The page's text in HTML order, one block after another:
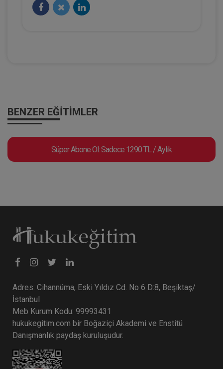
HMGS Rehberi 2025 | 1. Bölüm - Prof.
Dr. Şebnem AKİPEK ÖCAL
Eğitim Yapıldı Tekrar Talep Et
CJC: 2. Sezon 5. Nüsha: Yargıtay
Kararları Dergisi Ocak 2023 ve Şubat
2024 Medenî Hukuka İlişkin Kararlar
Eğitim Yapıldı
BENZER EĞITIMLER
Süper Abone Ol: Sadece 1290 TL / Aylık
Adres: Cihannüma, Eski Yıldız Cd. No 6 D:8, Beşiktaş/
İstanbul
Meb Kurum Kodu: 99993431
hukukegitim.com bir Boğaziçi Akademi ve Enstitü
Danışmanlık paydaş kuruluşudur.